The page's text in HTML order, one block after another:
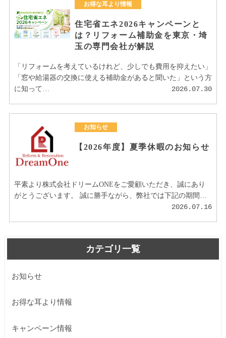
お得な耳より情報
住宅省エネ2026キャンペーンと
は？リフォーム補助金を東京・埼
玉の専門会社が解説
「リフォームを考えているけれど、少しでも費用を抑えたい」
「窓や給湯器の交換に使える補助金があると聞いた」という方
に知って…
2026.07.30
お知らせ
【2026年度】夏季休暇のお知らせ
平素より株式会社ドリームONEをご愛顧いただき、誠にあり
がとうございます。 誠に勝手ながら、弊社では下記の期間…
2026.07.16
カテゴリ一覧
お知らせ
お得な耳より情報
キャンペーン情報